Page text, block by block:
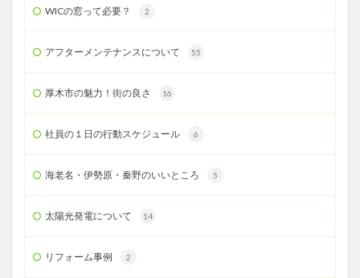
WICの窓って必要？ 2
アフターメンテナンスについて 55
厚木市の魅力！街の良さ 16
社員の１日の行動スケジュール 6
海老名・伊勢原・秦野のいいところ 5
太陽光発電について 14
リフォーム事例 2